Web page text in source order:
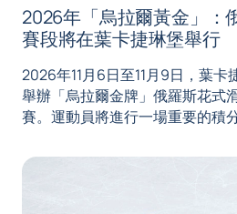
2026年「烏拉爾黃金」：
賽段將在葉卡捷琳堡舉行
2026年11月6日至11月9日，葉卡
舉辦「烏拉爾金牌」俄羅斯花式
賽。運動員將進行一場重要的積